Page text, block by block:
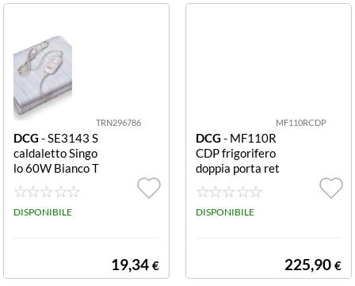
TRN296786
DCG - SE3143 S
caldaletto Singo
lo 60W Bianco T
ERMOCOPERT
A 60W 150X80
CM 2LIV.POT. P
DISPONIBILE
19,34 €
MF110RCDP
DCG - MF110R
CDP frigorifero
doppia porta ret
ro 110 L rosso
MF110RCDP F
RIGO DOPPIA
DISPONIBILE
225,90 €